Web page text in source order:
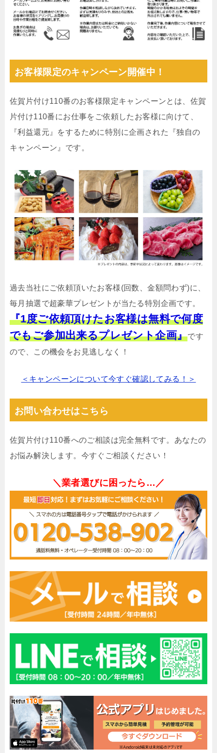
お客様限定のキャンペーン開催中！
佐賀片付け110番のお客様限定キャンペーンとは、佐賀
片付け110番にお仕事をご依頼したお客様に向けて、
『利益還元』をするために特別に企画された『独自の
キャンペーン』です。
過去当社にご依頼頂いたお客様(回数、金額問わず)に、
毎月抽選で超豪華プレゼントが当たる特別企画です。
『1度ご依頼頂けたお客様は無料で何度
でもご参加出来るプレゼント企画』です
ので、この機会をお見逃しなく！
＜キャンペーンについて今すぐ確認してみる！＞
お問い合わせはこちら
佐賀片付け110番へのご相談は完全無料です。あなたの
お悩み解決します。今すぐご相談ください！
＼業者選びに困ったら…／